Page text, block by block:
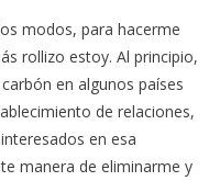
modos, para hacerme
rollizo estoy. Al principio,
en algunos países
de relaciones,
en esa
manera de eliminarme y